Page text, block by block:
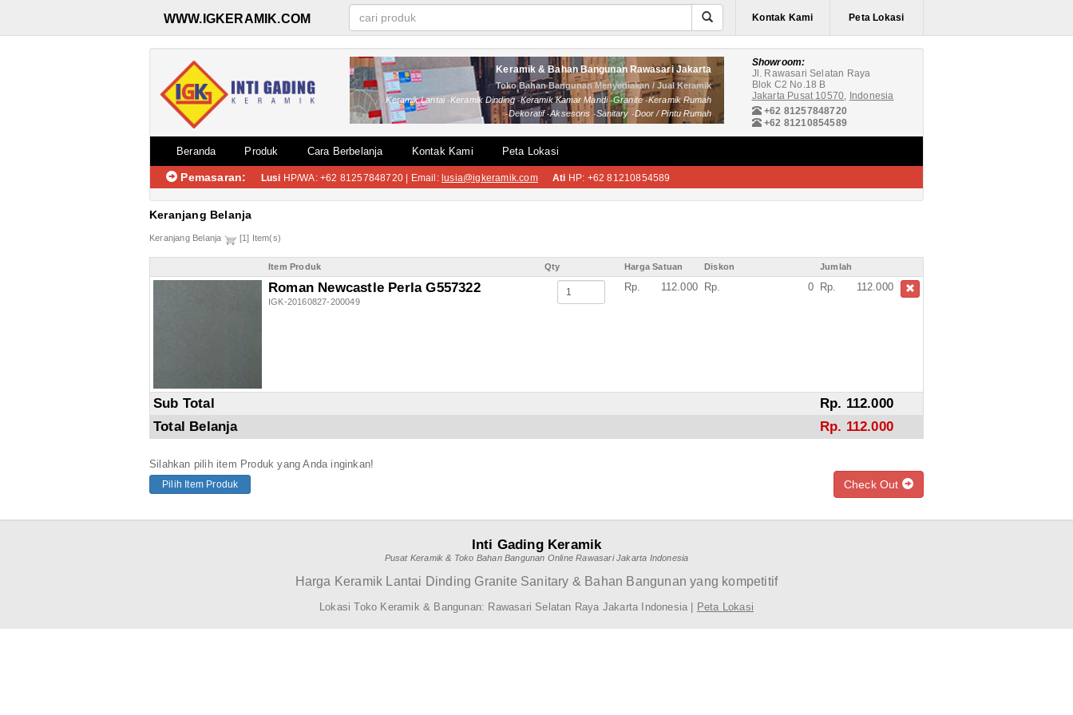
WWW.IGKERAMIK.COM Kontak Kami Peta Lokasi
Keramik & Bahan Bangunan Rawasari Jakarta
Toko Bahan Bangunan Menyediakan / Jual Keramik
Keramik Lantai
Keramik Dinding Keramik Kamar Mandi Granite
Keramik Rumah
Dekoratif
Aksesoris Sanitary Door / Pintu Rumah
Showroom:
Jl. Rawasari Selatan Raya
Blok C2 No.18 B
Jakarta Pusat 10570, Indonesia
+62 81257848720
+62 81210854589
Beranda Produk Cara Berbelanja Kontak Kami Peta Lokasi
Pemasaran: Lusi HP/WA: +62 81257848720 | Email: lusia@igkeramik.com Ati HP: +62 81210854589
Keranjang Belanja
Keranjang Belanja [1] Item(s)
Item Produk Qty Harga Satuan Diskon Jumlah
Roman Newcastle Perla G557322
IGK-20160827-200049
Rp. 112.000 Rp. 0 Rp. 112.000
Sub Total Rp. 112.000
Total Belanja
Rp. 112.000
Silahkan pilih item Produk yang Anda inginkan!
Pilih Item Produk Check Out
Inti Gading Keramik
Pusat Keramik & Toko Bahan Bangunan Online Rawasari Jakarta Indonesia
Harga Keramik Lantai Dinding Granite Sanitary & Bahan Bangunan yang kompetitif
Lokasi Toko Keramik & Bangunan: Rawasari Selatan Raya Jakarta Indonesia | Peta Lokasi